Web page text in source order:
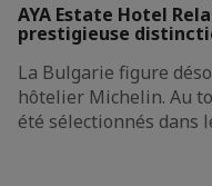
AYA Estate Hotel
prestigieuse
La Bulgarie figure
hôtelier Michelin. Au
été sélectionnés dans